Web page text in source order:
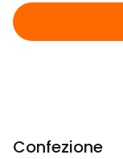
Confezione